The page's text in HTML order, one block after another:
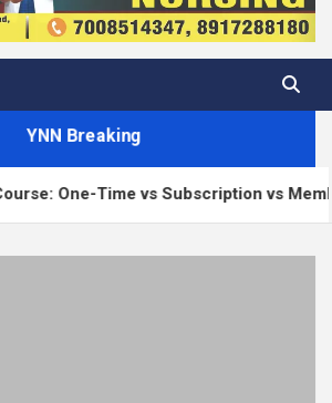
YNN Breaking
vs Subscription vs Membership